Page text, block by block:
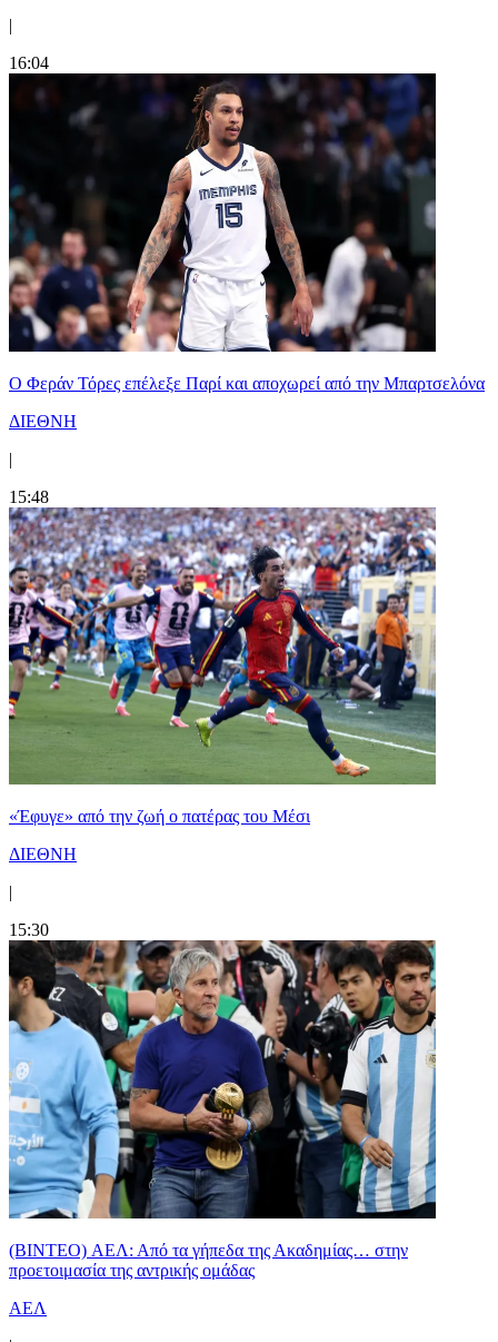
|
16:04
Ο Φεράν Τόρες επέλεξε Παρί και αποχωρεί από την Μπαρτσελόνα
ΔΙΕΘΝΗ
|
15:48
«Έφυγε» από την ζωή ο πατέρας του Μέσι
ΔΙΕΘΝΗ
|
15:30
(BINTEO) ΑΕΛ: Από τα γήπεδα της Ακαδημίας… στην
προετοιμασία της αντρικής ομάδας
ΑΕΛ